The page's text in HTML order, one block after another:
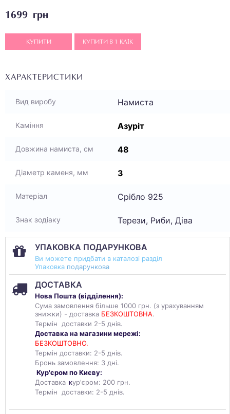
1699 грн
КУПИТИ КУПИТИ В 1 КЛІК
ХАРАКТЕРИСТИКИ
Вид виробу Намиста
Каміння Азуріт
Довжина намиста, см 48
Діаметр каменя, мм 3
Матеріал Срібло 925
Знак зодіаку Терези, Риби, Діва
УПАКОВКА ПОДАРУНКОВА
Ви можете придбати в каталозі разділ
Упаковка подарункова
ДОСТАВКА
Нова Пошта (відділення):
Сума замовлення більше 1000 грн. (з урахуванням
знижки) - доставка БЕЗКОШТОВНА.
Термін доставки 2-5 днів.
Доставка на магазини мережі:
БЕЗКОШТОВНО.
Термін доставки: 2-5 днів.
Бронь замовлення: 3 дні.
Кур'єром по Києву:
Доставка кур'єром: 200 грн.
Термін доставки: 2-5 днів.